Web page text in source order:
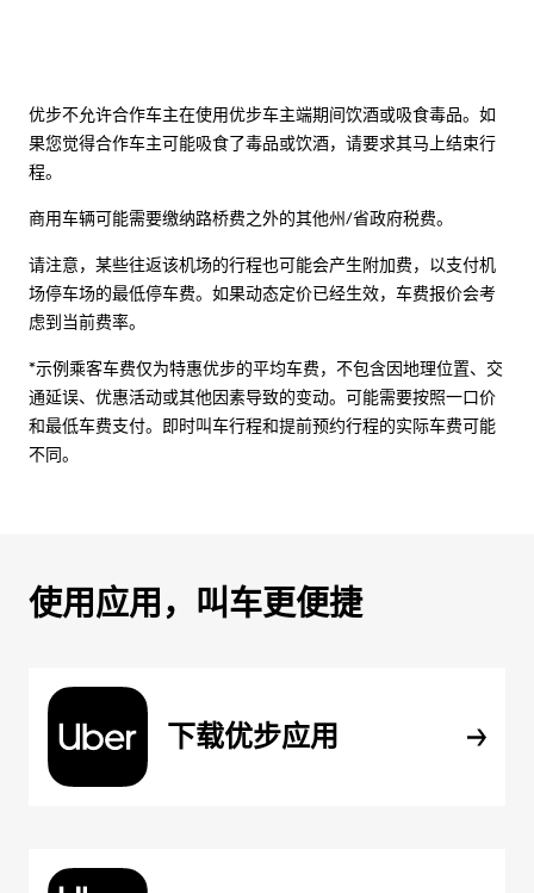
优步不允许合作车主在使用优步车主端期间饮酒或吸食毒品。如
果您觉得合作车主可能吸食了毒品或饮酒，请要求其马上结束行
程。
商用车辆可能需要缴纳路桥费之外的其他州/省政府税费。
请注意，某些往返该机场的行程也可能会产生附加费，以支付机
场停车场的最低停车费。如果动态定价已经生效，车费报价会考
虑到当前费率。
*示例乘客车费仅为特惠优步的平均车费，不包含因地理位置、交
通延误、优惠活动或其他因素导致的变动。可能需要按照一口价
和最低车费支付。即时叫车行程和提前预约行程的实际车费可能
不同。
使用应用，叫车更便捷
下载优步应用